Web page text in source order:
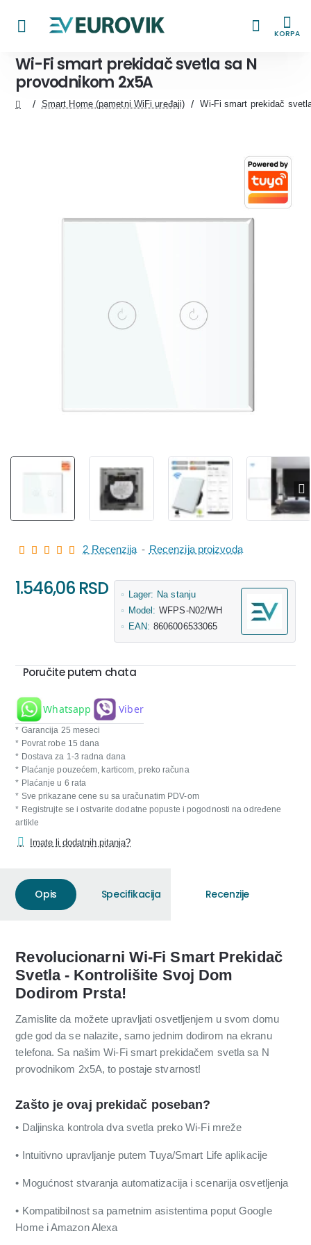
KORPA
Wi-Fi smart prekidač svetla sa N
provodnikom 2x5A
Smart Home (pametni WiFi uređaji) Wi-Fi smart prekidač
2 Recenzija - Recenzija proizvoda
1.546,06 RSD Lager: Na stanju
Model: WFPS-N02/WH
EAN: 8606006533065
Poručite putem chata
Whatsapp Viber
* Garancija 25 meseci
* Povrat robe 15 dana
* Dostava za 1-3 radna dana
* Plaćanje pouzećem, karticom, preko računa
* Plaćanje u 6 rata
* Sve prikazane cene su sa uračunatim PDV-om
* Registrujte se i ostvarite dodatne popuste i pogodnosti na određene
artikle
Imate li dodatnih pitanja?
Opis Specifikacija Recenzije
Revolucionarni Wi-Fi Smart Prekidač
Svetla - Kontrolišite Svoj Dom
Dodirom Prsta!
Zamislite da možete upravljati osvetljenjem u svom domu
gde god da se nalazite, samo jednim dodirom na ekranu
telefona. Sa našim Wi-Fi smart prekidačem svetla sa N
provodnikom 2x5A, to postaje stvarnost!
Zašto je ovaj prekidač poseban?
• Daljinska kontrola dva svetla preko Wi-Fi mreže
• Intuitivno upravljanje putem Tuya/Smart Life aplikacije
• Mogućnost stvaranja automatizacija i scenarija osvetljenja
• Kompatibilnost sa pametnim asistentima poput Google
Home i Amazon Alexa